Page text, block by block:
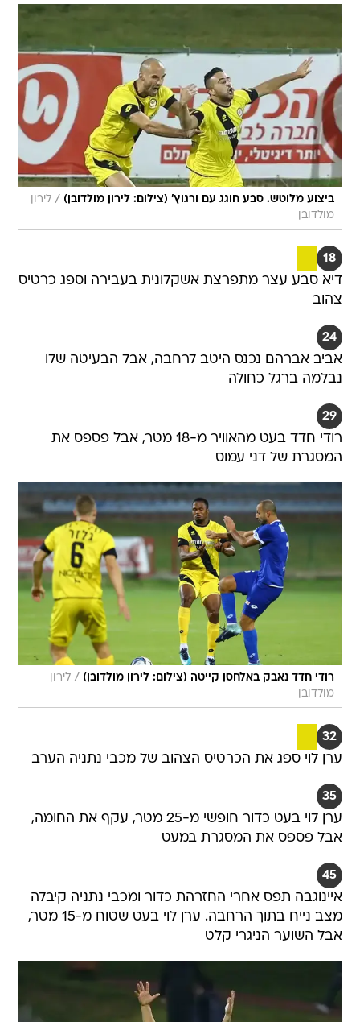
ביצוע מלוטש. סבע חוגג עם ורגוץ' (צילום: לירון מולדובן) / לירון
מולדובן
18
דיא סבע עצר מתפרצת אשקלונית בעבירה וספג כרטיס
צהוב
24
אביב אברהם נכנס היטב לרחבה, אבל הבעיטה שלו
נבלמה ברגל כחולה
29
רודי חדד בעט מהאוויר מ-18 מטר, אבל פספס את
המסגרת של דני עמוס
רודי חדד נאבק באלחסן קייטה (צילום: לירון מולדובן) / לירון
מולדובן
32
ערן לוי ספג את הכרטיס הצהוב של מכבי נתניה הערב
35
ערן לוי בעט כדור חופשי מ-25 מטר, עקף את החומה,
אבל פספס את המסגרת במעט
45
איינוגבה תפס אחרי החזרהת כדור ומכבי נתניה קיבלה
מצב נייח בתוך הרחבה. ערן לוי בעט שטוח מ-15 מטר,
אבל השוער הניגרי קלט